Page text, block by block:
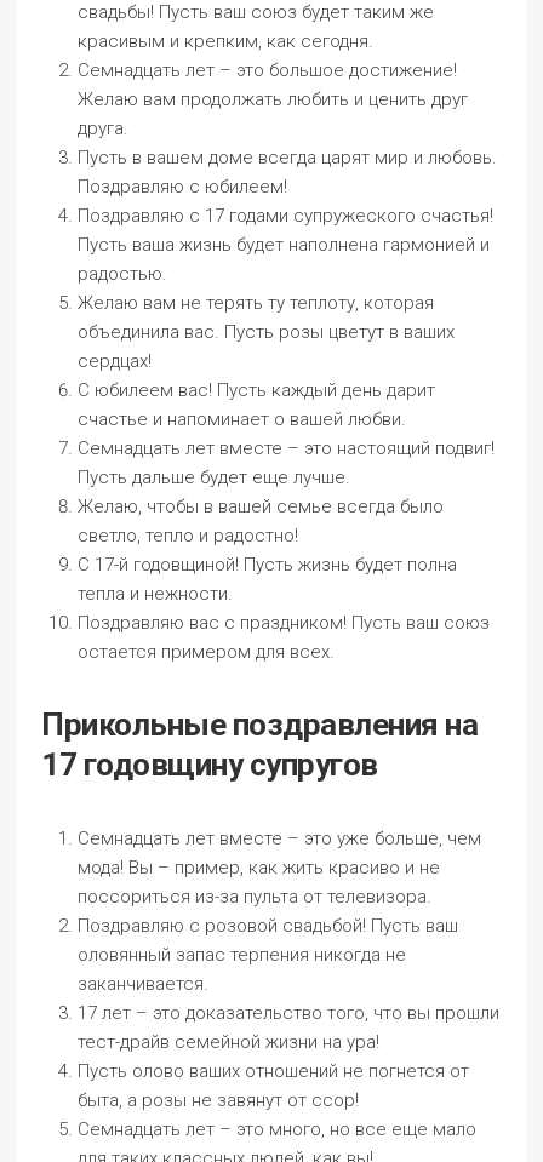
свадьбы! Пусть ваш союз будет таким же
красивым и крепким, как сегодня.
Семнадцать лет – это большое достижение!
Желаю вам продолжать любить и ценить друг
друга.
Пусть в вашем доме всегда царят мир и любовь.
Поздравляю с юбилеем!
Поздравляю с 17 годами супружеского счастья!
Пусть ваша жизнь будет наполнена гармонией и
радостью.
Желаю вам не терять ту теплоту, которая
объединила вас. Пусть розы цветут в ваших
сердцах!
С юбилеем вас! Пусть каждый день дарит
счастье и напоминает о вашей любви.
Семнадцать лет вместе – это настоящий подвиг!
Пусть дальше будет еще лучше.
Желаю, чтобы в вашей семье всегда было
светло, тепло и радостно!
С 17-й годовщиной! Пусть жизнь будет полна
тепла и нежности.
Поздравляю вас с праздником! Пусть ваш союз
остается примером для всех.
Прикольные поздравления на
17 годовщину супругов
Семнадцать лет вместе – это уже больше, чем
мода! Вы – пример, как жить красиво и не
поссориться из-за пульта от телевизора.
Поздравляю с розовой свадьбой! Пусть ваш
оловянный запас терпения никогда не
заканчивается.
17 лет – это доказательство того, что вы прошли
тест-драйв семейной жизни на ура!
Пусть олово ваших отношений не погнется от
быта, а розы не завянут от ссор!
Семнадцать лет – это много, но все еще мало